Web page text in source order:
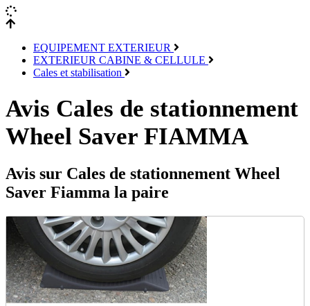
EQUIPEMENT EXTERIEUR
EXTERIEUR CABINE & CELLULE
Cales et stabilisation
Avis Cales de stationnement
Wheel Saver FIAMMA
Avis sur Cales de stationnement Wheel
Saver Fiamma la paire